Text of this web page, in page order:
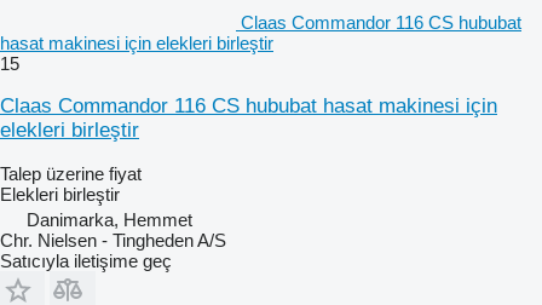
Claas Commandor 116 CS hububat
hasat makinesi için elekleri birleştir
15
Claas Commandor 116 CS hububat hasat makinesi için
elekleri birleştir
Talep üzerine fiyat
Elekleri birleştir
Danimarka, Hemmet
Chr. Nielsen - Tingheden A/S
Satıcıyla iletişime geç